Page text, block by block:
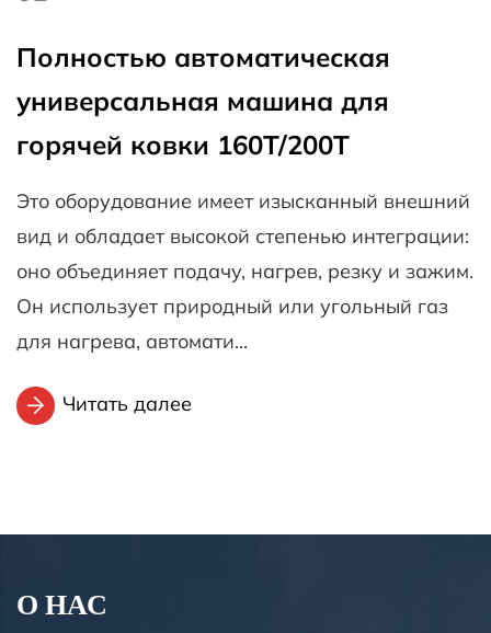
Полностью автоматическая
универсальная машина для
горячей ковки 160T/200T
Это оборудование имеет изысканный внешний
вид и обладает высокой степенью интеграции:
оно объединяет подачу, нагрев, резку и зажим.
Он использует природный или угольный газ
для нагрева, автомати...
Читать далее
О НАС